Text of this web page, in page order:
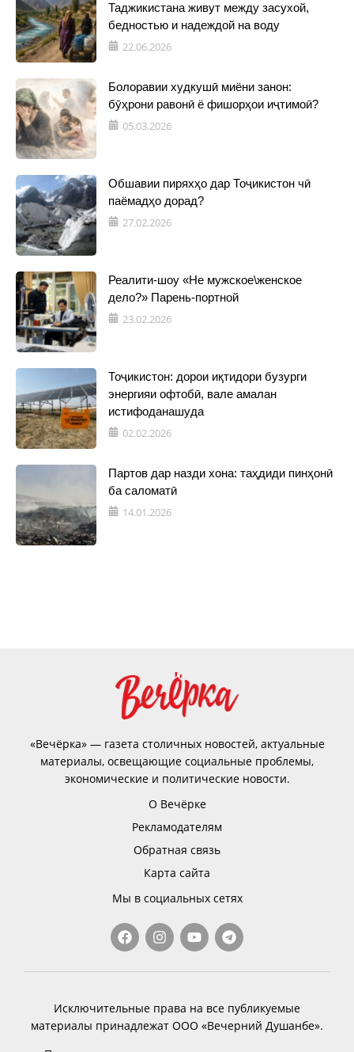
Таджикистана живут между засухой,
бедностью и надеждой на воду
22.06.2026
Болоравии худкушӣ миёни занон:
бӯҳрони равонӣ ё фишорҳои иҷтимоӣ?
05.03.2026
Обшавии пиряхҳо дар Тоҷикистон чӣ
паёмадҳо дорад?
27.02.2026
Реалити-шоу «Не мужское\женское
дело?» Парень-портной
23.02.2026
Тоҷикистон: дорои иқтидори бузурги
энергияи офтобӣ, вале амалан
истифоданашуда
02.02.2026
Партов дар назди хона: таҳдиди пинҳонӣ
ба саломатӣ
14.01.2026
«Вечёрка» — газета столичных новостей, актуальные
материалы, освещающие социальные проблемы,
экономические и политические новости.
О Вечёрке
Рекламодателям
Обратная связь
Карта сайта
Мы в социальных сетях
Исключительные права на все публикуемые
материалы принадлежат ООО «Вечерний Душанбе».